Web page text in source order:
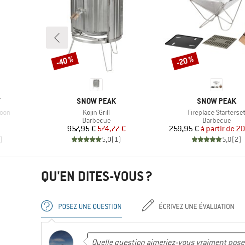
MARQUE
SNOW PEAK
Article
Kojin Grill
Product group
Barbecue
Prix
957,95 €Prix réduit
574,77 €
5,0(1)
Remise
-40 %
MARQUE
SNOW PEAK
Article
Fireplace Starterset
Product group
Barbecue
Prix
259,95 € Prix
à partir de
5,0(2)
Remise
-20 %
QU'EN DITES-VOUS ?
POSEZ UNE QUESTION ÉCRIVEZ UNE ÉVALUATION